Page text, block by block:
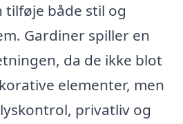
tilføje både stil og
Gardiner spiller en
da de ikke blot
elementer, men
privatliv og